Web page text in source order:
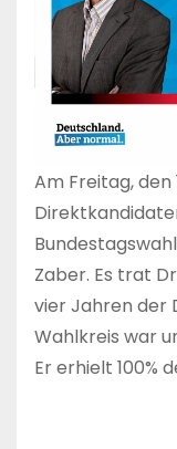
Am Freitag, den
Zaber. Es trat
vier Jahren der
Wahlkreis war
Er erhielt 100%